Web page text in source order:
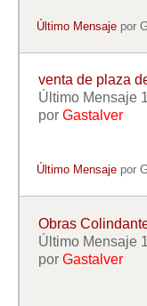
Último Mensaje por
venta de plaza
Último Mensaje
por Gastalver
Último Mensaje por
Obras
Último Mensaje
por Gastalver